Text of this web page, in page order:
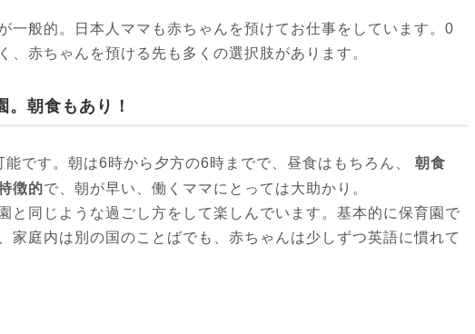
一般的。日本人ママも赤ちゃんを預けてお仕事をしています。0
、赤ちゃんを預ける先も多くの選択肢があります。
朝食もあり！
です。朝は6時から夕方の6時までで、昼食はもちろん、
朝食
徴的で、朝が早い、働くママにとっては大助かり。
と同じような過ごし方をして楽しんでいます。基本的に保育園で
家庭内は別の国のことばでも、赤ちゃんは少しずつ英語に慣れて